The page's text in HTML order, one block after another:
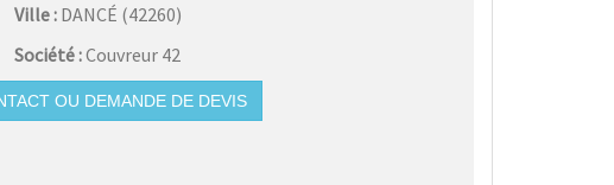
Ville : DANCÉ (42260)
Société :Couvreur 42
OU DEMANDE DE DEVIS